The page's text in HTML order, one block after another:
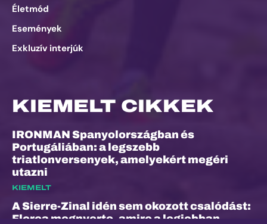
Életmód
Események
Exkluzív interjúk
KIEMELT CIKKEK
IRONMAN Spanyolországban és
Portugáliában: a legszebb
triatlonversenyek, amelyekért megéri
utazni
KIEMELT
A Sierre-Zinal idén sem okozott csalódást:
Florea megnyerte, amire a legjobban